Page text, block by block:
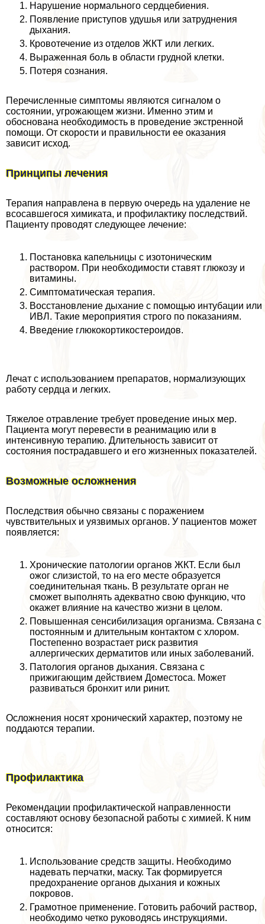
Нарушение нормального сердцебиения.
Появление приступов удушья или затруднения
дыхания.
Кровотечение из отделов ЖКТ или легких.
Выраженная боль в области грудной клетки.
Потеря сознания.
Перечисленные симптомы являются сигналом о
состоянии, угрожающем жизни. Именно этим и
обоснована необходимость в проведение экстренной
помощи. От скорости и правильности ее оказания
зависит исход.
Принципы лечения
Терапия направлена в первую очередь на удаление не
всосавшегося химиката, и профилактику последствий.
Пациенту проводят следующее лечение:
Постановка капельницы с изотоническим
раствором. При необходимости ставят глюкозу и
витамины.
Симптоматическая терапия.
Восстановление дыхание с помощью интубации или
ИВЛ. Такие мероприятия строго по показаниям.
Введение глюкокортикостероидов.
Лечат с использованием препаратов, нормализующих
работу сердца и легких.
Тяжелое отравление требует проведение иных мер.
Пациента могут перевести в реанимацию или в
интенсивную терапию. Длительность зависит от
состояния пострадавшего и его жизненных показателей.
Возможные осложнения
Последствия обычно связаны с поражением
чувствительных и уязвимых органов. У пациентов может
появляется:
Хронические патологии органов ЖКТ. Если был
ожог слизистой, то на его месте образуется
соединительная ткань. В результате орган не
сможет выполнять адекватно свою функцию, что
окажет влияние на качество жизни в целом.
Повышенная сенсибилизация организма. Связана с
постоянным и длительным контактом с хлором.
Постепенно возрастает риск развития
аллергических дерматитов или иных заболеваний.
Патология органов дыхания. Связана с
прижигающим действием Доместоса. Может
развиваться бронхит или ринит.
Осложнения носят хронический хаpaктер, поэтому не
поддаются терапии.
Профилактика
Рекомендации профилактической направленности
составляют основу безопасной работы с химией. К ним
относится:
Использование средств защиты. Необходимо
надевать перчатки, маску. Так формируется
пpeдoxpaнение органов дыхания и кожных
покровов.
Грамотное применение. Готовить рабочий раствор,
необходимо четко руководясь инструкциями.